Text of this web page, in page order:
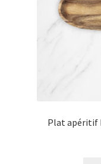
Plat apéritif